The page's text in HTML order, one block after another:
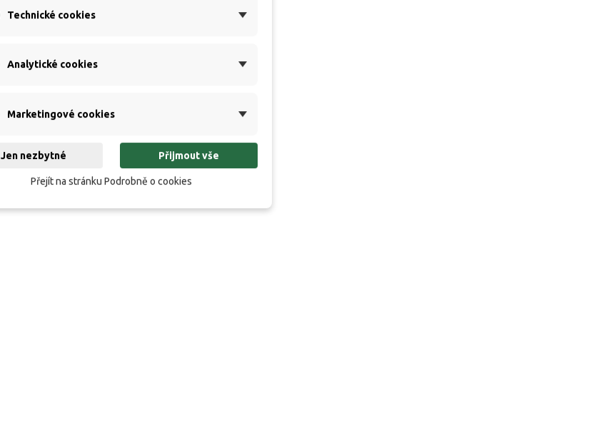
Technické cookies
Analytické cookies
Marketingové cookies
Jen nezbytné Přijmout vše
Přejít na stránku Podrobně o cookies